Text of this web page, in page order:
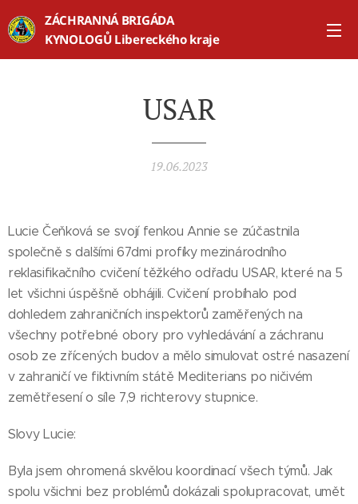
ZÁCHRANNÁ BRIGÁDA
KYNOLOGŮ Libereckého kraje
USAR
19.06.2023
Lucie Čeňková se svojí fenkou Annie se zúčastnila
společně s dalšími 67dmi profíky mezinárodního
reklasifikačního cvičení těžkého odřadu USAR, které na 5
let všichni úspěšně obhájili. Cvičení probíhalo pod
dohledem zahraničních inspektorů zaměřených na
všechny potřebné obory pro vyhledávání a záchranu
osob ze zřícených budov a mělo simulovat ostré nasazení
v zahraničí ve fiktivním státě Mediterians po ničivém
zemětřesení o síle 7,9 richterovy stupnice.
Slovy Lucie:
Byla jsem ohromená skvělou koordinací všech týmů. Jak
spolu všichni bez problémů dokázali spolupracovat, umět